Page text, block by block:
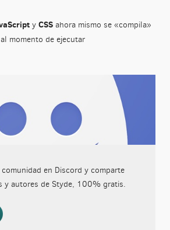
y CSSahora mismo se «compila»
al momento de ejecutar
en Discord y comparte
y autores de Styde, 100% gratis.